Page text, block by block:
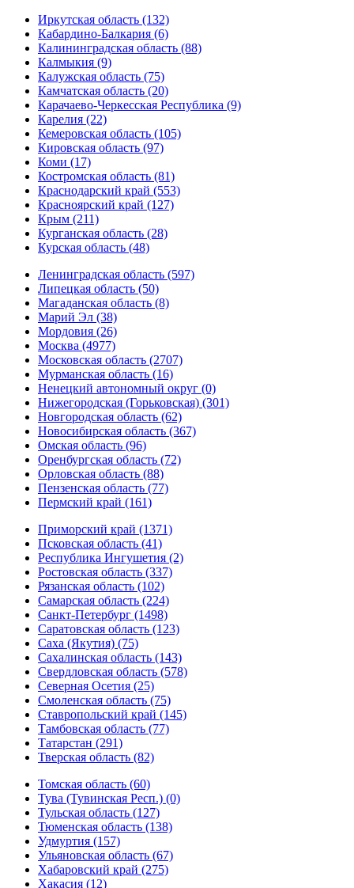
Иркутская область (132)
Кабардино-Балкария (6)
Калининградская область (88)
Калмыкия (9)
Калужская область (75)
Камчатская область (20)
Карачаево-Черкесская Республика (9)
Карелия (22)
Кемеровская область (105)
Кировская область (97)
Коми (17)
Костромская область (81)
Краснодарский край (553)
Красноярский край (127)
Крым (211)
Курганская область (28)
Курская область (48)
Ленинградская область (597)
Липецкая область (50)
Магаданская область (8)
Марий Эл (38)
Мордовия (26)
Москва (4977)
Московская область (2707)
Мурманская область (16)
Ненецкий автономный округ (0)
Нижегородская (Горьковская) (301)
Новгородская область (62)
Новосибирская область (367)
Омская область (96)
Оренбургская область (72)
Орловская область (88)
Пензенская область (77)
Пермский край (161)
Приморский край (1371)
Псковская область (41)
Республика Ингушетия (2)
Ростовская область (337)
Рязанская область (102)
Самарская область (224)
Санкт-Петербург (1498)
Саратовская область (123)
Саха (Якутия) (75)
Сахалинская область (143)
Свердловская область (578)
Северная Осетия (25)
Смоленская область (75)
Ставропольский край (145)
Тамбовская область (77)
Татарстан (291)
Тверская область (82)
Томская область (60)
Тува (Тувинская Респ.) (0)
Тульская область (127)
Тюменская область (138)
Удмуртия (157)
Ульяновская область (67)
Хабаровский край (275)
Хакасия (12)